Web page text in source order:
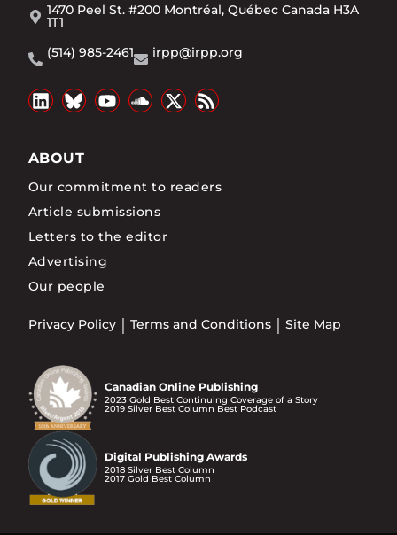
1470 Peel St. #200 Montréal, Québec Canada H3A
1T1
(514) 985-2461
irpp@irpp.org
ABOUT
Our commitment to readers
Article submissions
Letters to the editor
Advertising
Our people
Privacy Policy Terms and Conditions Site Map
Canadian Online Publishing
2023 Gold Best Continuing Coverage of a Story
2019 Silver Best Column Best Podcast
Digital Publishing Awards
2018 Silver Best Column
2017 Gold Best Column